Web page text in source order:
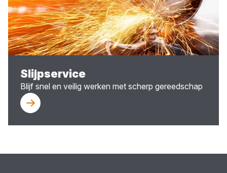
Slijpservice
Blijf snel en veilig werken met scherp gereedschap